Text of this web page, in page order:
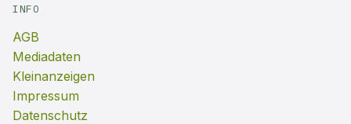
INFO
AGB
Mediadaten
Kleinanzeigen
Impressum
Datenschutz